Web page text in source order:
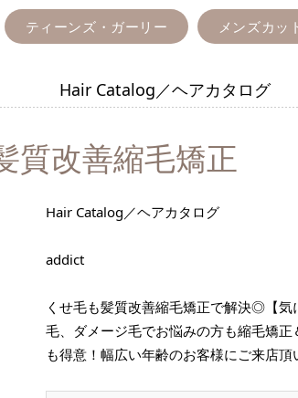
ティーンズ・ガーリー メンズカッ
Hair Catalog／ヘアカタログ
質改善縮毛矯正
Hair Catalog／ヘアカタログ
addict
くせ毛も髪質改善縮毛矯正で解決◎【
毛、ダメージ毛でお悩みの方も縮毛矯
も得意！幅広い年齢のお客様にご来店